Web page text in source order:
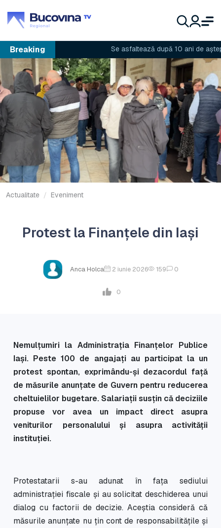
Breaking Se asfaltează după 10 ani de așteptare
Actualitate Eveniment
Protest la Finanțele din Iași
Anca Holca 2 iunie 2026 159 0
0
Nemulțumiri la Administrația Finanțelor Publice
Iași. Peste 100 de angajați au participat la un
protest spontan, exprimându-și dezacordul față
de măsurile anunțate de Guvern pentru reducerea
cheltuielilor bugetare. Salariații susțin că deciziile
propuse vor avea un impact direct asupra
veniturilor personalului și asupra activității
instituției.
Protestatarii s-au adunat în fața sediului
administrației fiscale și au solicitat deschiderea unui
dialog cu factorii de decizie. Aceștia consideră că
măsurile anunțate nu țin cont de responsabilitățile și